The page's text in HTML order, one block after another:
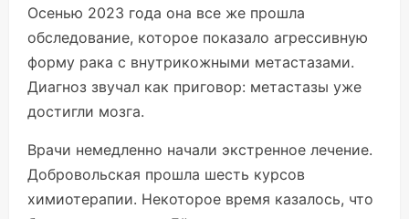
Осенью 2023 года она все же прошла
обследование, которое показало агрессивную
форму рака с внутрикожными метастазами.
Диагноз звучал как приговор: метастазы уже
достигли мозга.
Врачи немедленно начали экстренное лечение.
Добровольская прошла шесть курсов
химиотерапии. Некоторое время казалось, что